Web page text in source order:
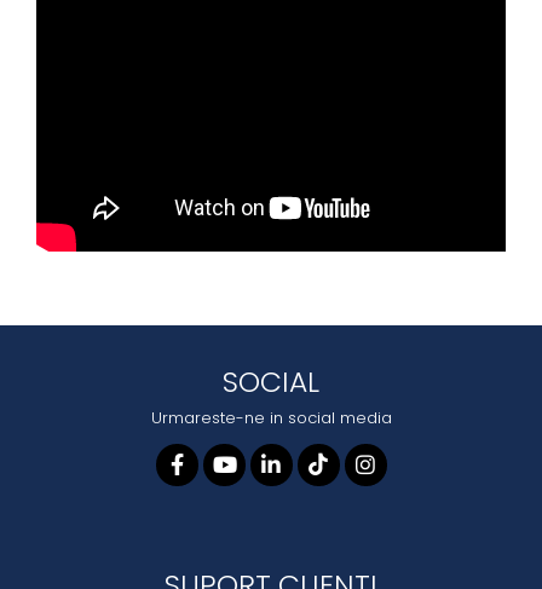
SOCIAL
Urmareste-ne in social media